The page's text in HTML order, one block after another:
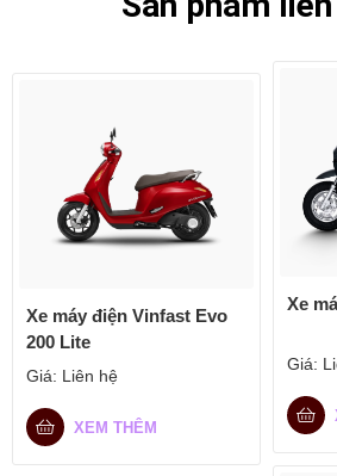
Xe
Giá:
Xe máy điện Vinfast Evo
200 Lite
Giá: Liên hệ
XEM THÊM